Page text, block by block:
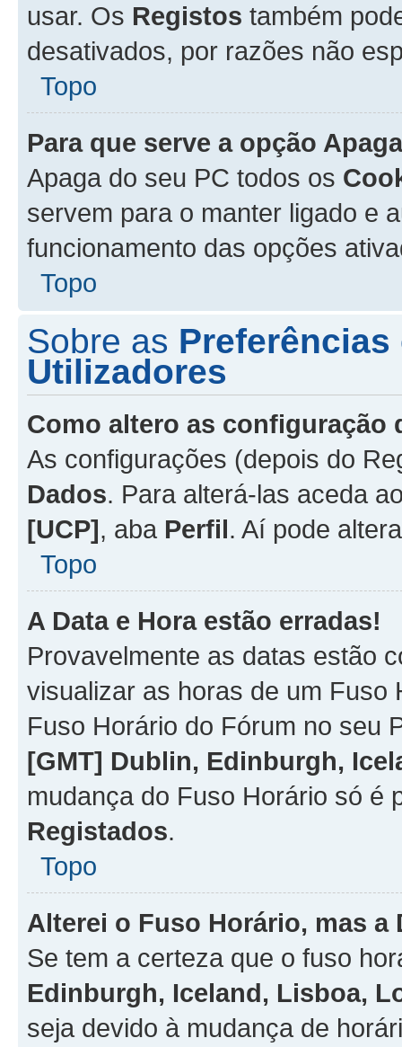
usar. Os Registos também
desativados, por razões não
Topo
Para que serve a opção
Apaga do seu PC todos os
servem para o manter ligado e
funcionamento das opções
Topo
Sobre as
Utilizadores
Como altero as configuração
As configurações (depois do
Dados. Para alterá-las aceda
[UCP], aba Perfil. Aí pode
Topo
A Data e Hora estão erradas!
Provavelmente as datas estão
visualizar as horas de um Fuso
Fuso Horário do Fórum no seu
[GMT] Dublin, Edinburgh,
mudança do Fuso Horário só é
Registados.
Topo
Alterei o Fuso Horário, mas a
Se tem a certeza que o fuso
Edinburgh, Iceland, Lisboa,
seja devido à mudança de